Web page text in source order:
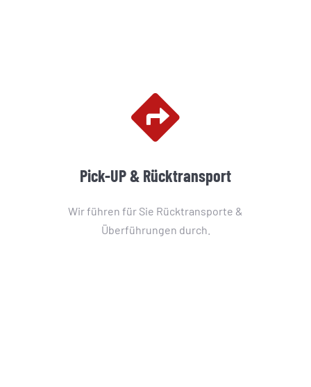
Pick-UP & Rücktransport
Wir führen für Sie Rücktransporte &
Überführungen durch.